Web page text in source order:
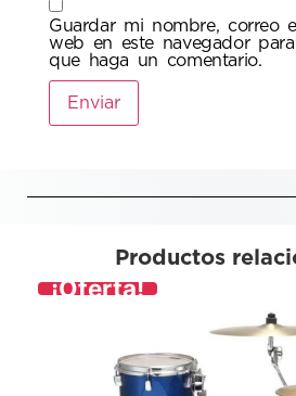
Guardar mi nombre, correo
web en este navegador
que haga un comentario.
Productos
¡Oferta!